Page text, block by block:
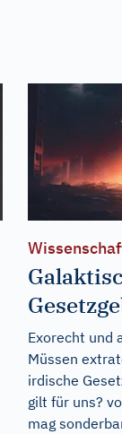
Exorecht und
Müssen
irdische
gilt für uns?
mag